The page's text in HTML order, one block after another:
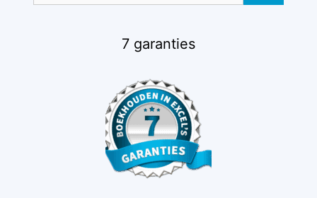
7 garanties